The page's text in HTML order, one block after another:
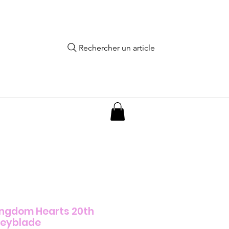
Rechercher un article
Hearts 20th